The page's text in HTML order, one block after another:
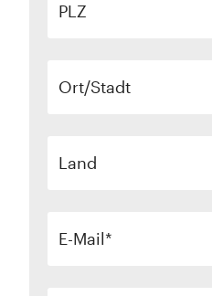
PLZ
Ort/Stadt
Land
E-Mail